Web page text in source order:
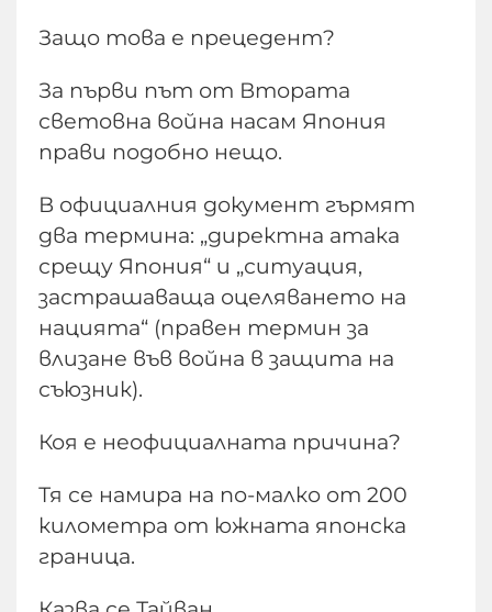
​Защо това е прецедент?
За първи път от Втората
световна война насам Япония
прави подобно нещо.
В официалния документ гърмят
два термина: „директна атака
срещу Япония“ и „ситуация,
застрашаваща оцеляването на
нацията“ (правен термин за
влизане във война в защита на
съюзник).
​Коя е неофициалната причина?
Тя се намира на по-малко от 200
километра от южната японска
граница.